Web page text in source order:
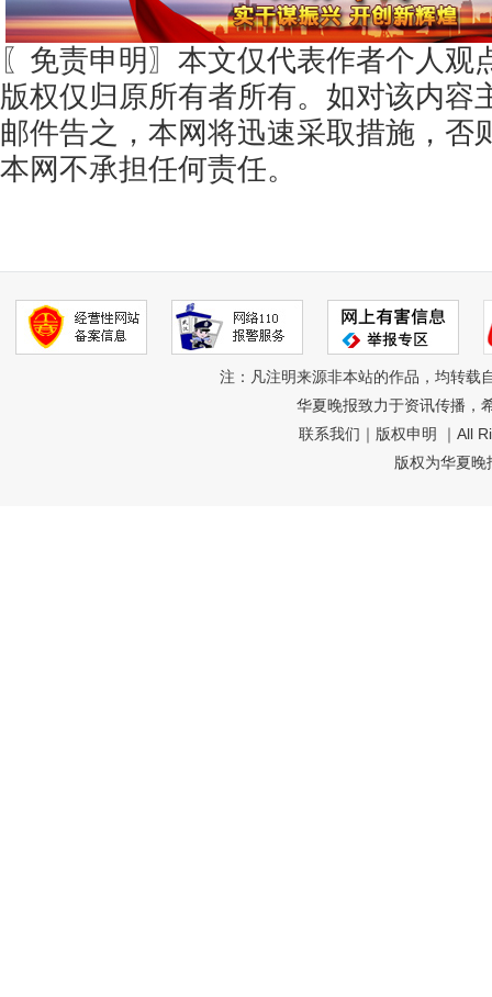
〖免责申明〗本文仅代表作者个人观
版权仅归原所有者所有。如对该内容
邮件告之，本网将迅速采取措施，否
本网不承担任何责任。
注：凡注明来源非本站的作品，均转载
华夏晚报致力于资讯传播，
联系我们 ｜ 版权申明 ｜All
版权为华夏